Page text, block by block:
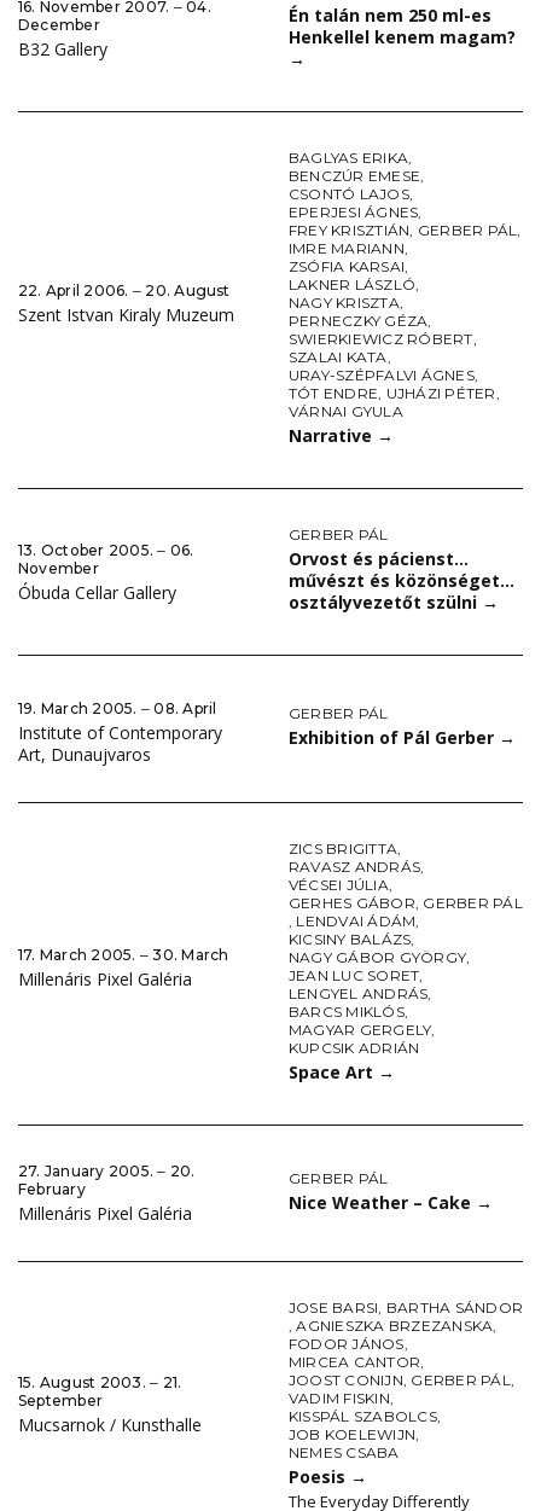
16. November 2007. ‒ 04.
December
B32 Gallery
Én talán nem 250 ml-es
Henkellel kenem magam?
→
22. April 2006. ‒ 20. August
Szent Istvan Kiraly Muzeum
BAGLYAS ERIKA,
BENCZÚR EMESE,
CSONTÓ LAJOS,
EPERJESI ÁGNES,
FREY KRISZTIÁN, GERBER PÁL,
IMRE MARIANN,
ZSÓFIA KARSAI,
LAKNER LÁSZLÓ,
NAGY KRISZTA,
PERNECZKY GÉZA,
SWIERKIEWICZ RÓBERT,
SZALAI KATA,
URAY-SZÉPFALVI ÁGNES,
TÓT ENDRE, UJHÁZI PÉTER,
VÁRNAI GYULA
Narrative →
13. October 2005. ‒ 06.
November
Óbuda Cellar Gallery
GERBER PÁL
Orvost és pácienst…
művészt és közönséget…
osztályvezetőt szülni →
19. March 2005. ‒ 08. April
Institute of Contemporary
Art, Dunaujvaros
GERBER PÁL
Exhibition of Pál Gerber →
17. March 2005. ‒ 30. March
Millenáris Pixel Galéria
ZICS BRIGITTA,
RAVASZ ANDRÁS,
VÉCSEI JÚLIA,
GERHES GÁBOR, GERBER PÁL
, LENDVAI ÁDÁM,
KICSINY BALÁZS,
NAGY GÁBOR GYÖRGY,
JEAN LUC SORET,
LENGYEL ANDRÁS,
BARCS MIKLÓS,
MAGYAR GERGELY,
KUPCSIK ADRIÁN
Space Art →
27. January 2005. ‒ 20.
February
Millenáris Pixel Galéria
GERBER PÁL
Nice Weather – Cake →
15. August 2003. ‒ 21.
September
Mucsarnok / Kunsthalle
JOSE BARSI, BARTHA SÁNDOR
,AGNIESZKA BRZEZANSKA,
FODOR JÁNOS,
MIRCEA CANTOR,
JOOST CONIJN, GERBER PÁL,
VADIM FISKIN,
KISSPÁL SZABOLCS,
JOB KOELEWIJN,
NEMES CSABA
Poesis →
The Everyday Differently